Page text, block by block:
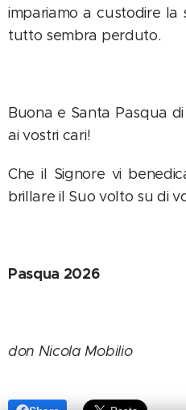
impariamo a custodire
tutto sembra perduto.
Buona e Santa Pasqua
ai vostri cari!
Che il Signore vi
brillare il Suo volto su di
Pasqua 2026
don Nicola Mobilio